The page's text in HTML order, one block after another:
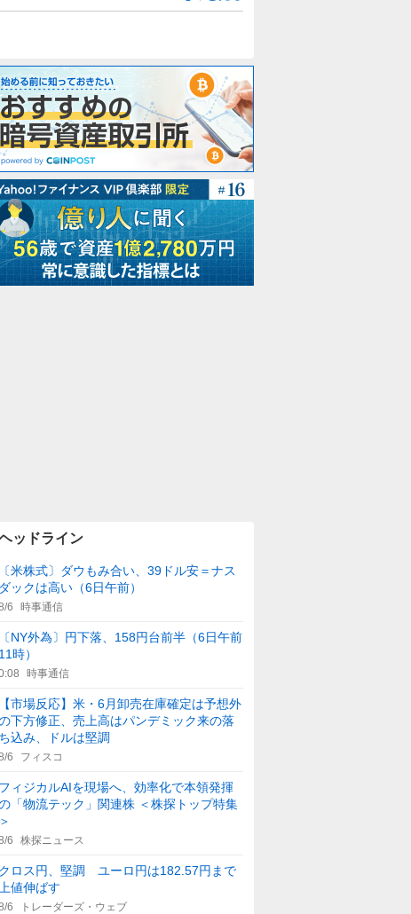
ッドライン
〔米株式〕ダウもみ合い、39ドル安＝ナス
ダックは高い（6日午前）
6 時事通信
〔NY外為〕円下落、158円台前半（6日午前
11時）
時事通信
【市場反応】米・6月卸売在庫確定は予想外
下方修正、売上高はパンデミック来の落
ち込み、ドルは堅調
6 フィスコ
フィジカルAIを現場へ、効率化で本領発揮
「物流テック」関連株 ＜株探トップ特集
＞
6 株探ニュース
クロス円、堅調 ユーロ円は182.57円まで
上値伸ばす
6 トレーダーズ・ウェブ